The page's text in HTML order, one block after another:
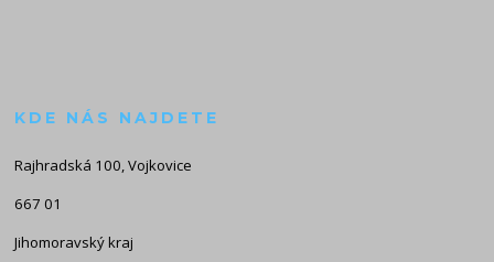
KDE NÁS NAJDETE
Rajhradská 100, Vojkovice
667 01
Jihomoravský kraj